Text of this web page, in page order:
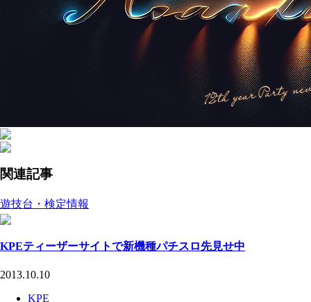
関連記事
遊技台・検定情報
KPEティーザーサイトで新機種パチスロ先見せ中
2013.10.10
KPE